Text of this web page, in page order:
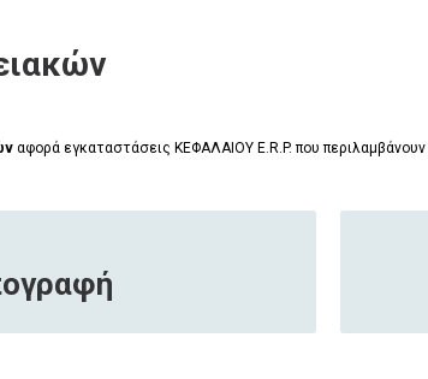
αφορά εγκαταστάσεις ΚΕΦΑΛΑΙΟΥ E. R. P. που